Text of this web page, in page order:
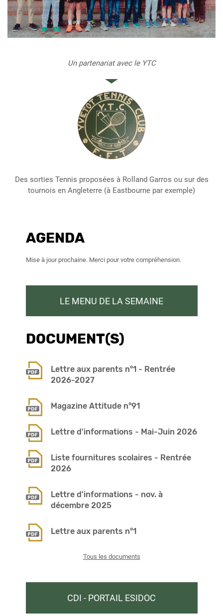
Un partenariat avec le YTC
Des sorties Tennis proposées à Rolland Garros ou sur des
tournois en Angleterre (à Eastbourne par exemple)
AGENDA
Mise à jour prochaine. Merci pour votre compréhension.
LE MENU DE LA SEMAINE
DOCUMENT(S)
Lettre aux parents n°1 - Rentrée
2026-2027
Magazine Attitude n°91
Lettre d'informations - Mai-Juin 2026
Liste fournitures scolaires - Rentrée
2026
Lettre d'informations - nov. à
décembre 2025
Lettre aux parents n°1
Tous les documents
CDI - PORTAIL ESIDOC